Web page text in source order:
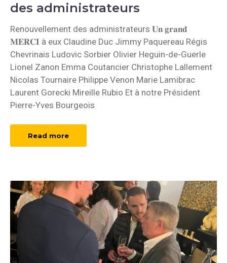
des administrateurs
Renouvellement des administrateurs 𝐔𝐧 𝐠𝐫𝐚𝐧𝐝
𝐌𝐄𝐑𝐂𝐈 à eux Claudine Duc Jimmy Paquereau Régis
Chevrinais Ludovic Sorbier Olivier Heguin-de-Guerle
Lionel Zanon Emma Coutancier Christophe Lallement
Nicolas Tournaire Philippe Venon Marie Lamibrac
Laurent Gorecki Mireille Rubio Et à notre Président
Pierre-Yves Bourgeois
Read more